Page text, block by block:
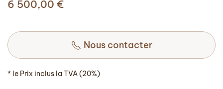
6 500,00 €
Nous contacter
* le Prix inclus la TVA (20%)